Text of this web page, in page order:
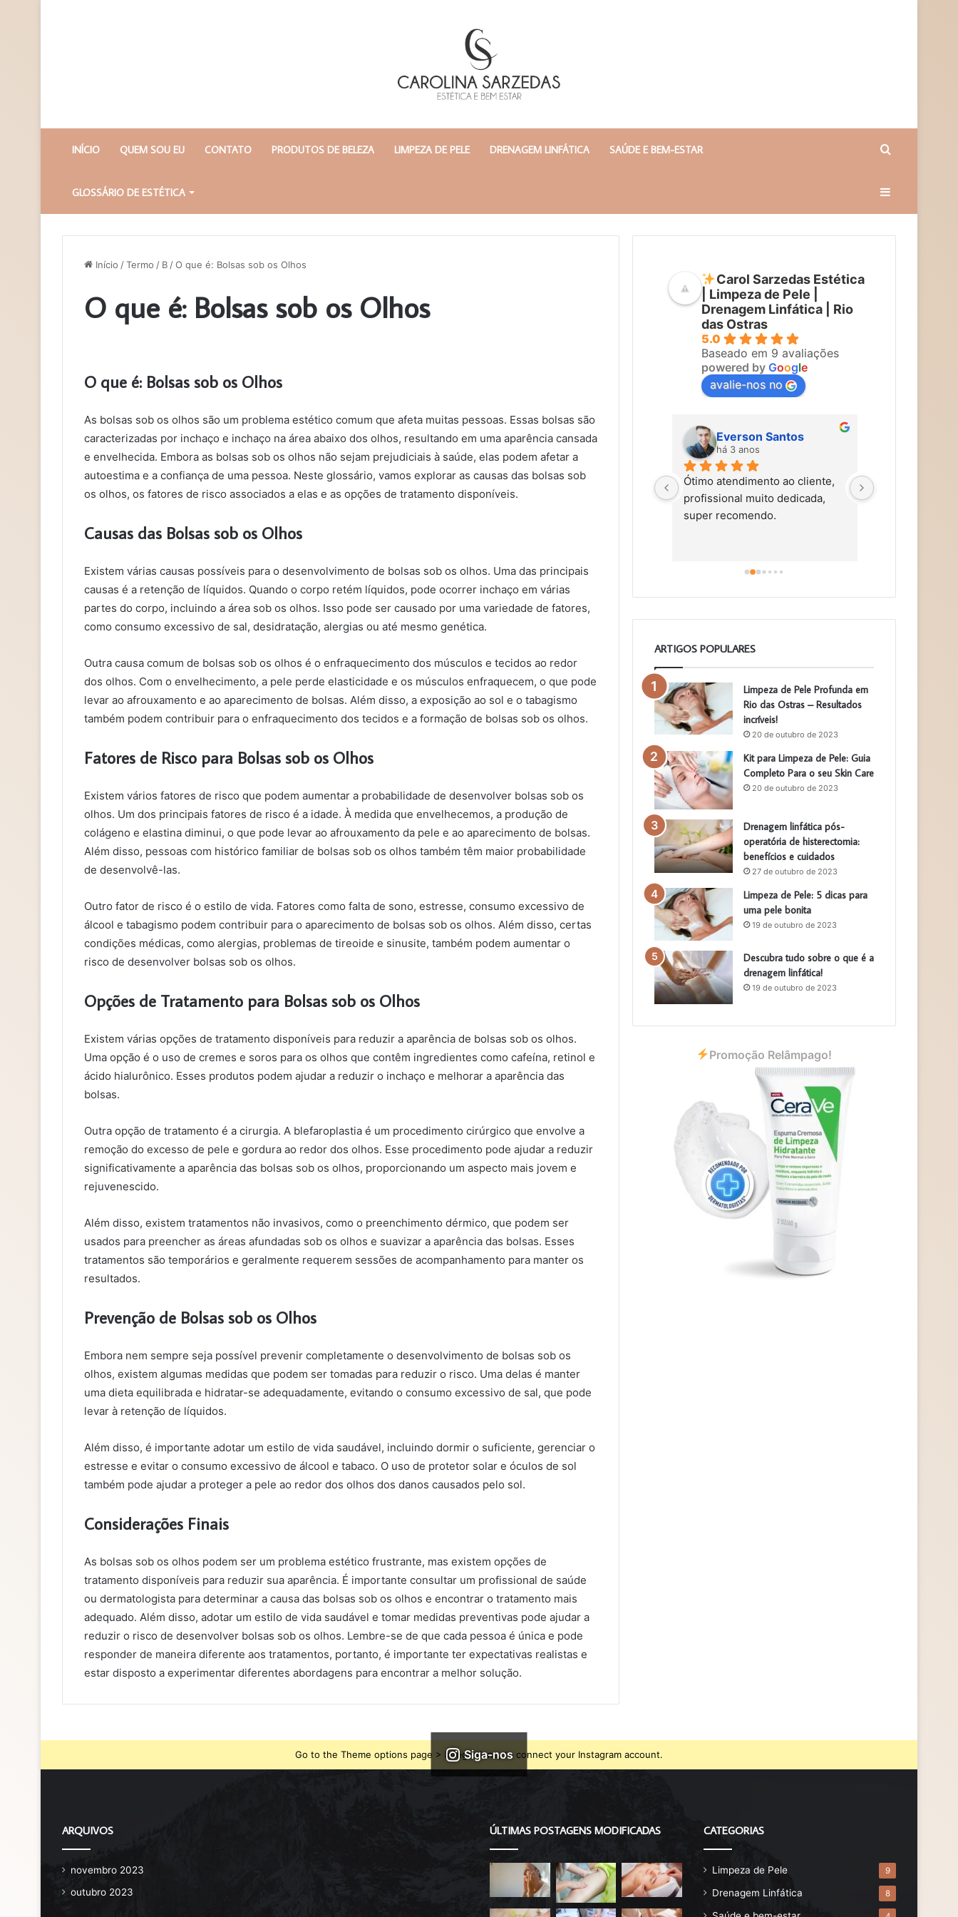
INÍCIO QUEM SOU EU CONTATO PRODUTOS DE BELEZA LIMPEZA DE PELE DRENAGEM LINFÁTICA SAÚDE E BEM-ESTAR
GLOSSÁRIO DE ESTÉTICA
Lateral
Início /Termo / B /O que é: Bolsas sob os Olhos
O que é: Bolsas sob os Olhos
O que é: Bolsas sob os Olhos
As bolsas sob os olhos são um problema estético comum que afeta muitas pessoas. Essas bolsas são
caracterizadas por inchaço e inchaço na área abaixo dos olhos, resultando em uma aparência cansada
e envelhecida. Embora as bolsas sob os olhos não sejam prejudiciais à saúde, elas podem afetar a
autoestima e a confiança de uma pessoa. Neste glossário, vamos explorar as causas das bolsas sob
os olhos, os fatores de risco associados a elas e as opções de tratamento disponíveis.
Causas das Bolsas sob os Olhos
Existem várias causas possíveis para o desenvolvimento de bolsas sob os olhos. Uma das principais
causas é a retenção de líquidos. Quando o corpo retém líquidos, pode ocorrer inchaço em várias
partes do corpo, incluindo a área sob os olhos. Isso pode ser causado por uma variedade de fatores,
como consumo excessivo de sal, desidratação, alergias ou até mesmo genética.
Outra causa comum de bolsas sob os olhos é o enfraquecimento dos músculos e tecidos ao redor
dos olhos. Com o envelhecimento, a pele perde elasticidade e os músculos enfraquecem, o que pode
levar ao afrouxamento e ao aparecimento de bolsas. Além disso, a exposição ao sol e o tabagismo
também podem contribuir para o enfraquecimento dos tecidos e a formação de bolsas sob os olhos.
Fatores de Risco para Bolsas sob os Olhos
Existem vários fatores de risco que podem aumentar a probabilidade de desenvolver bolsas sob os
olhos. Um dos principais fatores de risco é a idade. À medida que envelhecemos, a produção de
colágeno e elastina diminui, o que pode levar ao afrouxamento da pele e ao aparecimento de bolsas.
Além disso, pessoas com histórico familiar de bolsas sob os olhos também têm maior probabilidade
de desenvolvê-las.
Outro fator de risco é o estilo de vida. Fatores como falta de sono, estresse, consumo excessivo de
álcool e tabagismo podem contribuir para o aparecimento de bolsas sob os olhos. Além disso, certas
condições médicas, como alergias, problemas de tireoide e sinusite, também podem aumentar o
risco de desenvolver bolsas sob os olhos.
Opções de Tratamento para Bolsas sob os Olhos
Existem várias opções de tratamento disponíveis para reduzir a aparência de bolsas sob os olhos.
Uma opção é o uso de cremes e soros para os olhos que contêm ingredientes como cafeína, retinol e
ácido hialurônico. Esses produtos podem ajudar a reduzir o inchaço e melhorar a aparência das
bolsas.
Outra opção de tratamento é a cirurgia. A blefaroplastia é um procedimento cirúrgico que envolve a
remoção do excesso de pele e gordura ao redor dos olhos. Esse procedimento pode ajudar a reduzir
significativamente a aparência das bolsas sob os olhos, proporcionando um aspecto mais jovem e
rejuvenescido.
Além disso, existem tratamentos não invasivos, como o preenchimento dérmico, que podem ser
usados para preencher as áreas afundadas sob os olhos e suavizar a aparência das bolsas. Esses
tratamentos são temporários e geralmente requerem sessões de acompanhamento para manter os
resultados.
Prevenção de Bolsas sob os Olhos
Embora nem sempre seja possível prevenir completamente o desenvolvimento de bolsas sob os
olhos, existem algumas medidas que podem ser tomadas para reduzir o risco. Uma delas é manter
uma dieta equilibrada e hidratar-se adequadamente, evitando o consumo excessivo de sal, que pode
levar à retenção de líquidos.
Além disso, é importante adotar um estilo de vida saudável, incluindo dormir o suficiente, gerenciar o
estresse e evitar o consumo excessivo de álcool e tabaco. O uso de protetor solar e óculos de sol
também pode ajudar a proteger a pele ao redor dos olhos dos danos causados pelo sol.
Considerações Finais
As bolsas sob os olhos podem ser um problema estético frustrante, mas existem opções de
tratamento disponíveis para reduzir sua aparência. É importante consultar um profissional de saúde
ou dermatologista para determinar a causa das bolsas sob os olhos e encontrar o tratamento mais
adequado. Além disso, adotar um estilo de vida saudável e tomar medidas preventivas pode ajudar a
reduzir o risco de desenvolver bolsas sob os olhos. Lembre-se de que cada pessoa é única e pode
responder de maneira diferente aos tratamentos, portanto, é importante ter expectativas realistas e
estar disposto a experimentar diferentes abordagens para encontrar a melhor solução.
Carol Sarzedas Estética
| Limpeza de Pele |
Drenagem Linfática | Rio
das Ostras
5.0
Baseado em 9 avaliações
powered by Google
avalie-nos no
Tomohiko Iwai Everson Santos
há 3 anos
Ótimo atendimento ao cliente,
profissional muito dedicada,
super recomendo.
aromaterapia,
terapias
ARTIGOS POPULARES
Limpeza de Pele Profunda em
Rio das Ostras – Resultados
incríveis!
20 de outubro de 2023
Kit para Limpeza de Pele: Guia
Completo Para o seu Skin Care
20 de outubro de 2023
Drenagem linfática pós-
operatória de histerectomia:
benefícios e cuidados
27 de outubro de 2023
Limpeza de Pele: 5 dicas para
uma pele bonita
19 de outubro de 2023
Descubra tudo sobre o que é a
drenagem linfática!
19 de outubro de 2023
Promoção Relâmpago!
Siga-nos
Go to the Theme options page > Integrations, to connect your Instagram account.
ARQUIVOS
novembro 2023
outubro 2023
ÚLTIMAS POSTAGENS MODIFICADAS CATEGORIAS
Limpeza de Pele 9
Drenagem Linfática 8